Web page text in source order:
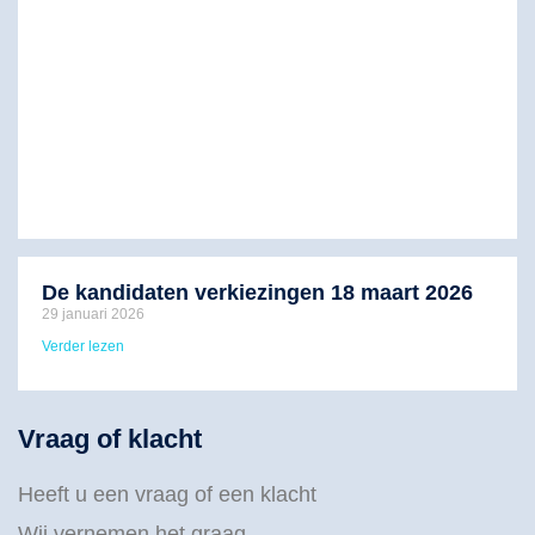
De kandidaten verkiezingen 18 maart 2026
29 januari 2026
Verder lezen
Vraag of klacht
Heeft u een vraag of een klacht